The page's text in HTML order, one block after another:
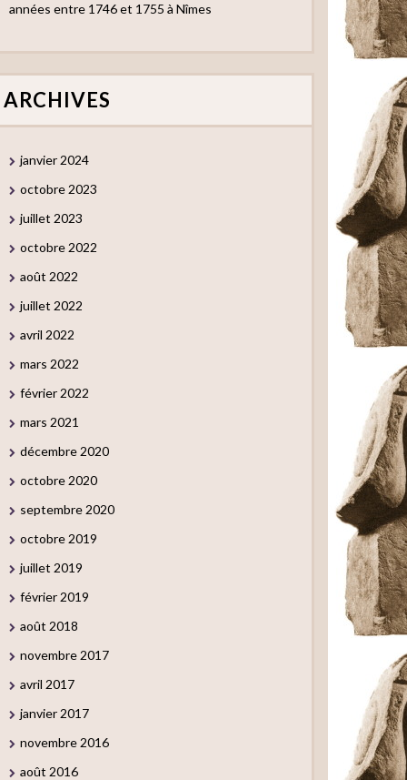
années entre 1746 et 1755 à Nîmes
ARCHIVES
janvier 2024
octobre 2023
juillet 2023
octobre 2022
août 2022
juillet 2022
avril 2022
mars 2022
février 2022
mars 2021
décembre 2020
octobre 2020
septembre 2020
octobre 2019
juillet 2019
février 2019
août 2018
novembre 2017
avril 2017
janvier 2017
novembre 2016
août 2016